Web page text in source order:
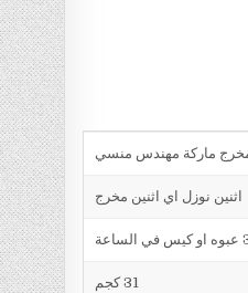
اثنين نوزل اي اثنين مخرج
31 كجم